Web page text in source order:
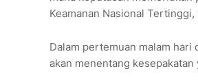
Keamanan Nasional
Dalam pertemuan malam hari
akan menentang